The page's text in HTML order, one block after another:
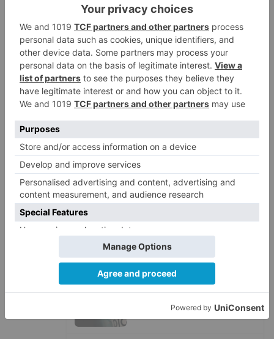
los trabajos y se normalice completamente la
explotación de la línea.
Adif
LO + VISTO
1
Detienen a un joven de 27 años
por el robo de cableado y por
atentado contra los agentes
2
Burgos durante el eclipse del 12
de agosto
3
Santiago Lencina, nuevo
refuerzo del Burgos CF para la
temporada 2026/27